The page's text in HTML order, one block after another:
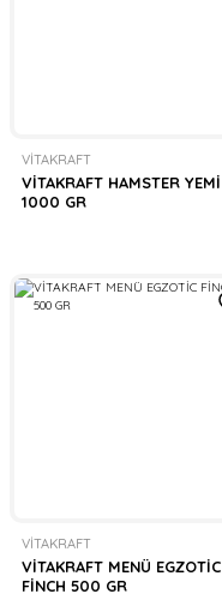
VİTAKRAFT
VİTAKRAFT HAMSTER YEMİ
1000 GR
VİTAKRAFT
VİTAKRAFT MENÜ EGZOTİC
FİNCH 500 GR